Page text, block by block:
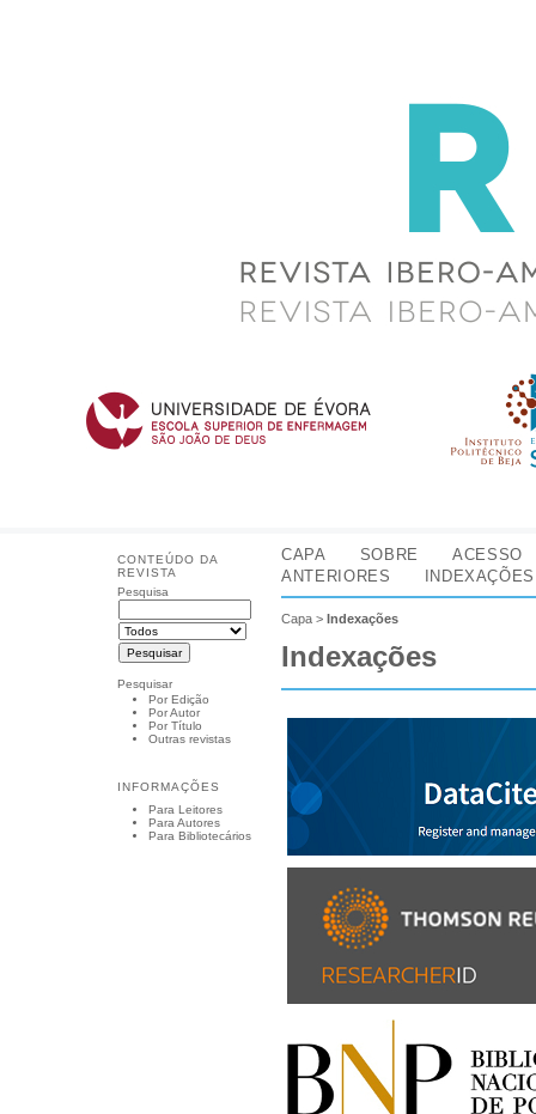
CONTEÚDO DA
REVISTA
Pesquisa
Pesquisar
Por Edição
Por Autor
Por Título
Outras revistas
INFORMAÇÕES
Para Leitores
Para Autores
Para Bibliotecários
CAPA SOBRE
ACESSO
ANTERIORES
INDEXAÇÕES
Capa >Indexações
Indexações